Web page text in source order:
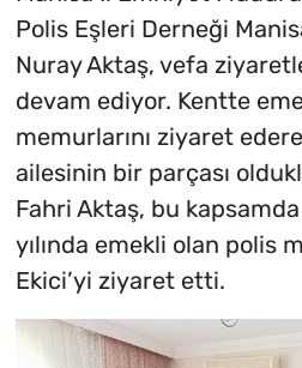
Polis Eşleri Derneği
Nuray Aktaş, vefa
devam ediyor. Kentte
memurlarını ziyaret
ailesinin bir parçası
Fahri Aktaş, bu
yılında emekli olan polis
Ekici’yi ziyaret etti.